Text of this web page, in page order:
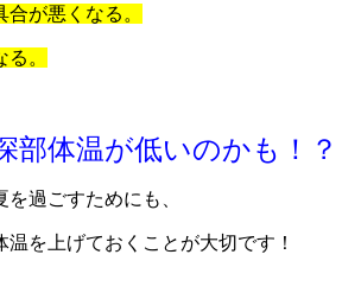
が悪くなる。
。
部体温が低いのかも！？
過ごすためにも、
を上げておくことが大切です！